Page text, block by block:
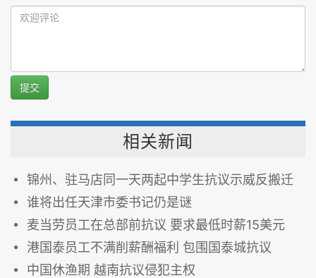
提交
相关新闻
锦州、驻马店同一天两起中学生抗议示威反搬迁
谁将出任天津市委书记仍是谜
麦当劳员工在总部前抗议 要求最低时薪15美元
港国泰员工不满削薪酬福利 包围国泰城抗议
中国休渔期 越南抗议侵犯主权